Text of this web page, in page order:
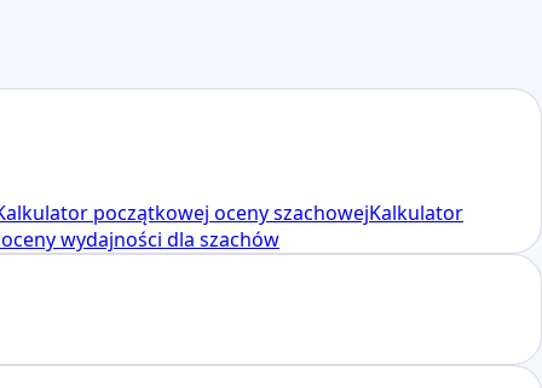
początkowej oceny szachowejKalkulator
wydajności dla szachów